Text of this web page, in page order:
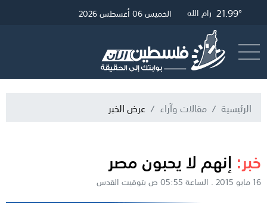
26.77° غزة 22.23° القدس 21.99° رام الله الخميس 06 أغسطس 2026
الرئيسية مقالات وآراء عرض الخبر
خبر: إنهم لا يحبون مصر
16 مايو 2015 . الساعة 05:55 ص بتوقيت القدس